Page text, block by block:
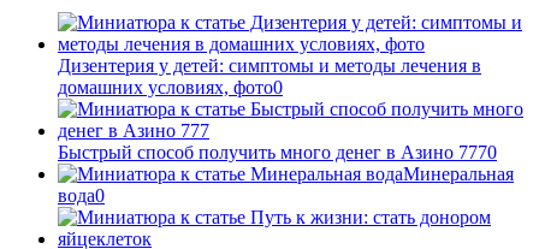
Дизентерия у детей: симптомы и методы лечения в
домашних условиях, фото0
Быстрый способ получить много денег в Азино 7770
Минеральная
вода0